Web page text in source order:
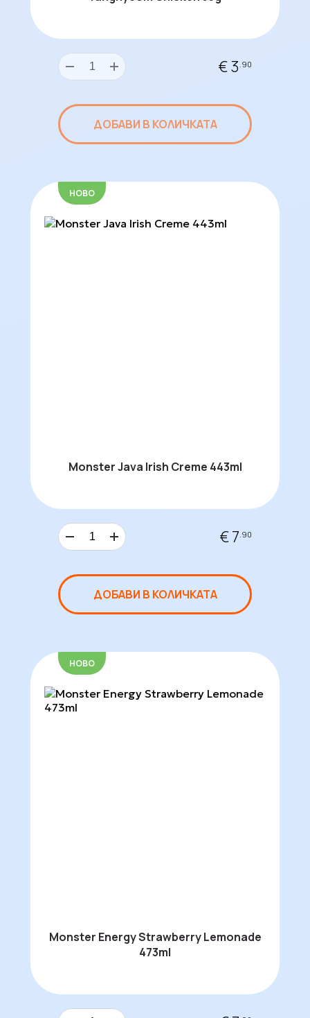
€ 3 .90
ДОБАВИ В КОЛИЧКАТА
НОВО
Monster Java Irish Creme 443ml
€ 7.90
ДОБАВИ В КОЛИЧКАТА
НОВО
Monster Energy Strawberry Lemonade
473ml